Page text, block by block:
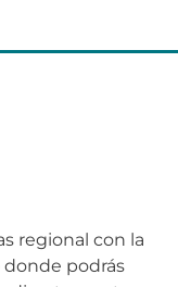
regional con la
podrás